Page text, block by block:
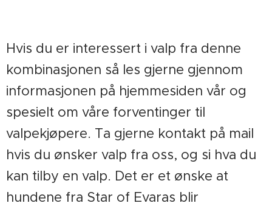
Hvis du er interessert i valp fra denne
kombinasjonen så les gjerne gjennom
informasjonen på hjemmesiden vår og
spesielt om våre forventinger til
valpekjøpere. Ta gjerne kontakt på mail
hvis du ønsker valp fra oss, og si hva du
kan tilby en valp. Det er et ønske at
hundene fra Star of Evaras blir